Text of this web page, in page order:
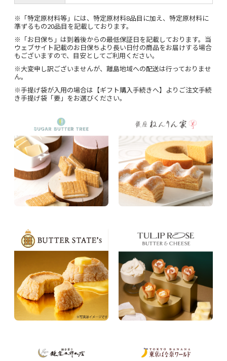
※「特定原材料等」には、特定原材料8品目に加え、特定原材料に
準ずるもの20品目を記載しております。
※「お日保ち」は到着後からの最低保証日を記載しております。当
ウェブサイト記載のお日保ちより長い日付の商品をお届けする場合
もございますので、目安としてご利用ください。
※大変申し訳ございませんが、離島地域への配送は行っておりませ
ん。
※手提げ袋が入用の場合は【ギフト購入手続きへ】よりご注文手続
き手提げ袋「要」をお選びください。